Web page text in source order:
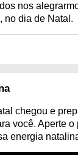
nos
no dia de Natal.
chegou e
você. Aperte
energia